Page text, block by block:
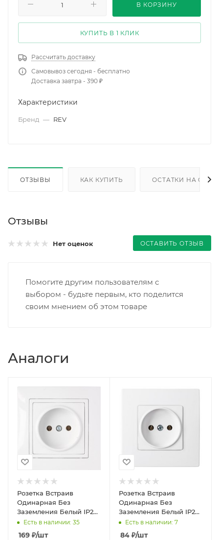
В КОРЗИНУ
КУПИТЬ В 1 КЛИК
Рассчитать доставку
Самовывоз сегодня - бесплатно
Доставка завтра - 390 ₽
Характеристики
Бренд — REV
ОТЗЫВЫ КАК КУПИТЬ ОСТАТКИ НА
Отзывы
Нет оценок ОСТАВИТЬ ОТЗЫВ
Помогите другим пользователям с
выбором - будьте первым, кто поделится
своим мнением об этом товаре
Аналоги
Розетка Встраив
Одинарная Без
Заземления Белый IP20
10А 250В Уют Bylectrica
Есть в наличии: 35
169 ₽/шт
Розетка Встраив
Одинарная Без
Заземления Белый IP20
10А 250В Мастер
Bylectric
Есть в наличии: 7
84 ₽/шт